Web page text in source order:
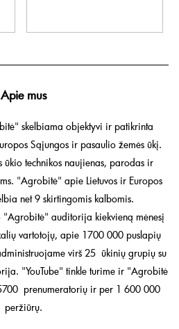
Apie mus
skelbiama objektyvi ir patikrinta
Sąjungos ir pasaulio žemės ūkį.
ūkio technikos naujienas, parodas ir
"Agrobitė" apie Lietuvos ir Europos
net 9 skirtingomis kalbomis.
"Agrobitė" auditorija kiekvieną mėnesį
vartotojų, apie 1700 000 puslapių
virš 25 ūkinių grupių su
"YouTube" tinkle turime ir "Agrobitė
prenumeratorių ir per 1 600 000
peržiūrų.